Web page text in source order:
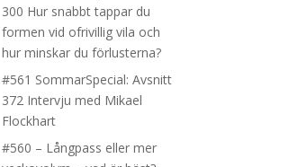
300 Hur snabbt tappar du
formen vid ofrivillig vila och
hur minskar du förlusterna?
#561 SommarSpecial: Avsnitt
372 Intervju med Mikael
Flockhart
#560 – Långpass eller mer